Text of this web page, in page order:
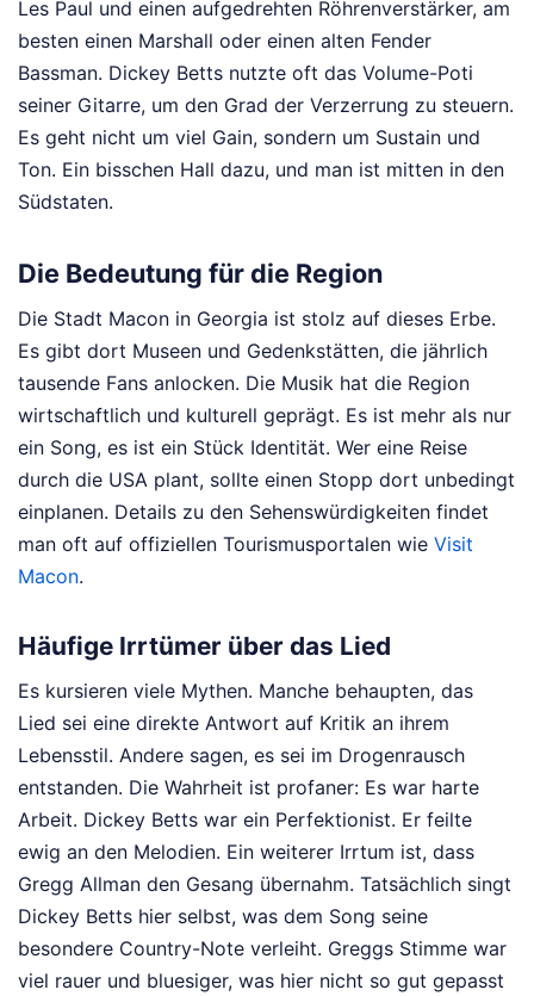
Les Paul und einen aufgedrehten Röhrenverstärker, am
besten einen Marshall oder einen alten Fender
Bassman. Dickey Betts nutzte oft das Volume-Poti
seiner Gitarre, um den Grad der Verzerrung zu steuern.
Es geht nicht um viel Gain, sondern um Sustain und
Ton. Ein bisschen Hall dazu, und man ist mitten in den
Südstaten.
Die Bedeutung für die Region
Die Stadt Macon in Georgia ist stolz auf dieses Erbe.
Es gibt dort Museen und Gedenkstätten, die jährlich
tausende Fans anlocken. Die Musik hat die Region
wirtschaftlich und kulturell geprägt. Es ist mehr als nur
ein Song, es ist ein Stück Identität. Wer eine Reise
durch die USA plant, sollte einen Stopp dort unbedingt
einplanen. Details zu den Sehenswürdigkeiten findet
man oft auf offiziellen Tourismusportalen wie Visit
Macon.
Häufige Irrtümer über das Lied
Es kursieren viele Mythen. Manche behaupten, das
Lied sei eine direkte Antwort auf Kritik an ihrem
Lebensstil. Andere sagen, es sei im Drogenrausch
entstanden. Die Wahrheit ist profaner: Es war harte
Arbeit. Dickey Betts war ein Perfektionist. Er feilte
ewig an den Melodien. Ein weiterer Irrtum ist, dass
Gregg Allman den Gesang übernahm. Tatsächlich singt
Dickey Betts hier selbst, was dem Song seine
besondere Country-Note verleiht. Greggs Stimme war
viel rauer und bluesiger, was hier nicht so gut gepasst